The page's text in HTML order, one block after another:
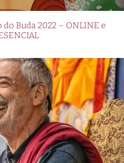
Buda 2022 – ONLINE e